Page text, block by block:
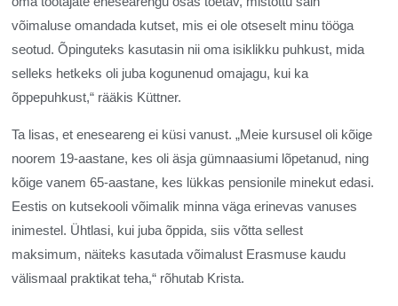
võimaluse omandada kutset, mis ei ole otseselt minu tööga
seotud. Õpinguteks kasutasin nii oma isiklikku puhkust, mida
selleks hetkeks oli juba kogunenud omajagu, kui ka
õppepuhkust,“ rääkis Küttner.
Ta lisas, et eneseareng ei küsi vanust. „Meie kursusel oli kõige
noorem 19-aastane, kes oli äsja gümnaasiumi lõpetanud, ning
kõige vanem 65-aastane, kes lükkas pensionile minekut edasi.
Eestis on kutsekooli võimalik minna väga erinevas vanuses
inimestel. Ühtlasi, kui juba õppida, siis võtta sellest
maksimum, näiteks kasutada võimalust Erasmuse kaudu
välismaal praktikat teha,“ rõhutab Krista.